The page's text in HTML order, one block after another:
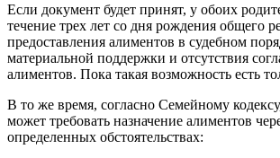
Если документ будет принят, у обоих
течение трех лет со дня рождения общего
предоставления алиментов в судебном
материальной поддержки и отсутствия
алиментов. Пока такая возможность есть
В то же время, согласно Семейному
может требовать назначение алиментов
определенных обстоятельствах: